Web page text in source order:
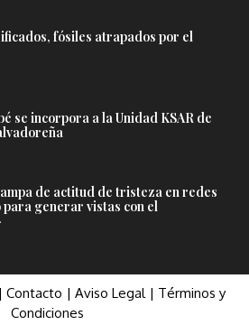
fósiles atrapados por el
se incorpora a la Unidad KSAR de
de actitud de tristeza en redes
para generar vistas con el
| Contacto | Aviso Legal | Términos y
Condiciones